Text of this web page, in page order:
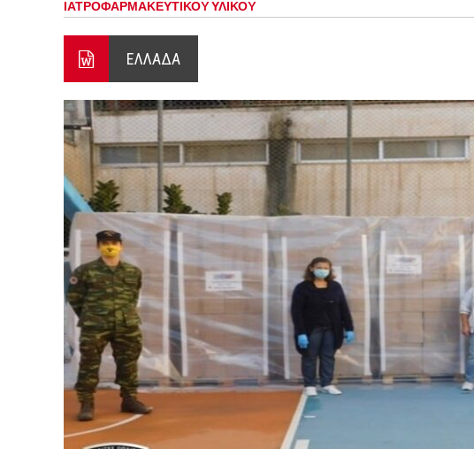
Ο ΠΑΝΟΣ ΑΒΡΑΜΟΠΟΥΛΟΣ ΣΤΟ ΚΕΝΤΡΙΚΟ
ΙΑΤΡΟΦΑΡΜΑΚΕΥΤΙΚΟY ΥΛΙΚΟY
ΕΛΛΑΔΑ